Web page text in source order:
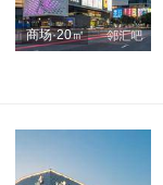
商场·20㎡